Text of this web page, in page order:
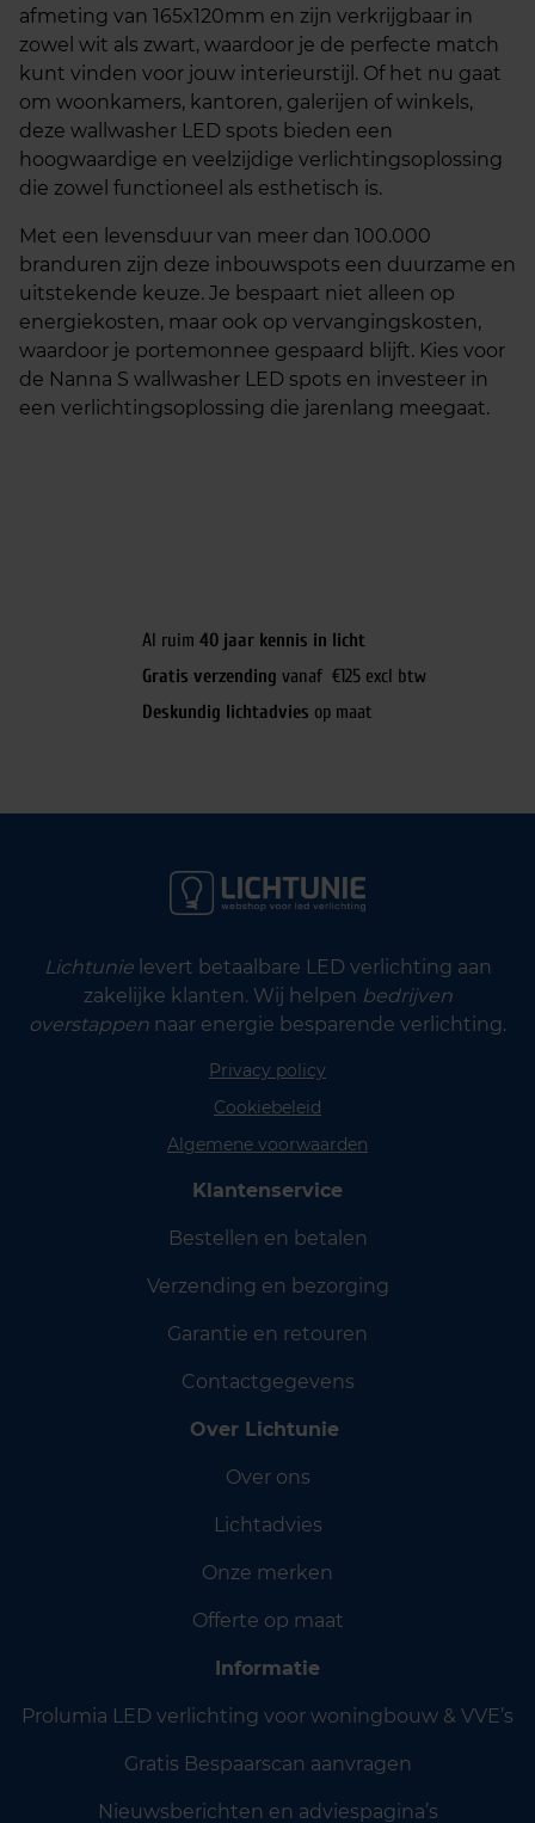
afmeting van 165x120mm en zijn verkrijgbaar in
zowel wit als zwart, waardoor je de perfecte match
kunt vinden voor jouw interieurstijl. Of het nu gaat
om woonkamers, kantoren, galerijen of winkels,
deze wallwasher LED spots bieden een
hoogwaardige en veelzijdige verlichtingsoplossing
die zowel functioneel als esthetisch is.
Met een levensduur van meer dan 100.000
branduren zijn deze inbouwspots een duurzame en
uitstekende keuze. Je bespaart niet alleen op
energiekosten, maar ook op vervangingskosten,
waardoor je portemonnee gespaard blijft. Kies voor
de Nanna S wallwasher LED spots en investeer in
een verlichtingsoplossing die jarenlang meegaat.
Al ruim 40 jaar kennis in licht
Gratis verzending vanaf €125 excl btw
Deskundig lichtadvies op maat
Lichtunielevert betaalbare LED verlichting aan
zakelijke klanten. Wij helpen bedrijven
overstappen naar energie besparende verlichting.
Privacy policy
Cookiebeleid
Algemene voorwaarden
Klantenservice
Bestellen en betalen
Verzending en bezorging
Garantie en retouren
Contactgegevens
Over Lichtunie
Over ons
Lichtadvies
Onze merken
Offerte op maat
Informatie
Prolumia LED verlichting voor woningbouw & VVE’s
Gratis Bespaarscan aanvragen
Nieuwsberichten en adviespagina’s